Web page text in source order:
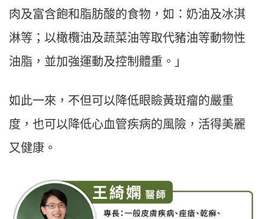
肉及富含飽和脂肪酸的食物，如：奶油及冰淇
淋等；以橄欖油及蔬菜油等取代豬油等動物性
油脂，並加強運動及控制體重。」
如此一來，不但可以降低眼瞼黃斑瘤的嚴重
度，也可以降低心血管疾病的風險，活得美麗
又健康。